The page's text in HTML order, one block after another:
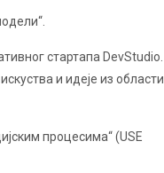
стартапа DevStudio.
и идеје из области
процесима“ (USE